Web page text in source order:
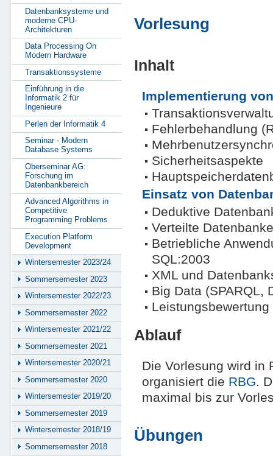
Vorlesung
Inhalt
Implementierung
Fehlerbehandlung
Sicherheitsaspekte
Einsatz von
Deduktive
Verteilte
Betriebliche
SQL:2003
XML und
Big Data (SPARQL,
Leistungsbewertung
Ablauf
Die Vorlesung wird in
organisiert die RBG.
maximal bis zur
Übungen
Datenbanksysteme und
moderne CPU-
Architekturen
Data Processing On
Modern Hardware
Transaktionssysteme
Einführung in die
Informatik 2 für
Ingenieure
Perlen der Informatik 4
Seminar - Modern
Database Systems
Oberseminar AG:
Forschung im
Datenbankbereich
Advanced Algorithms in
Competitive
Programming Problems
Execution Platform
Development
Wintersemester 2023/24
Sommersemester 2023
Wintersemester 2022/23
Sommersemester 2022
Wintersemester 2021/22
Sommersemester 2021
Wintersemester 2020/21
Sommersemester 2020
Wintersemester 2019/20
Sommersemester 2019
Wintersemester 2018/19
Sommersemester 2018